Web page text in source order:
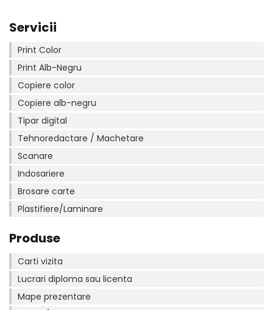
Servicii
Print Color
Print Alb-Negru
Copiere color
Copiere alb-negru
Tipar digital
Tehnoredactare / Machetare
Scanare
Indosariere
Brosare carte
Plastifiere/Laminare
Produse
Carti vizita
Lucrari diploma sau licenta
Mape prezentare